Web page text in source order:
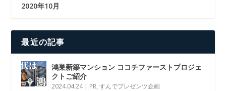
2020年10月
最近の記事
鴻巣新築マンション ココチファーストプロジェ
クトご紹介
2024.04.24| PR,すんでプレゼンツ企画